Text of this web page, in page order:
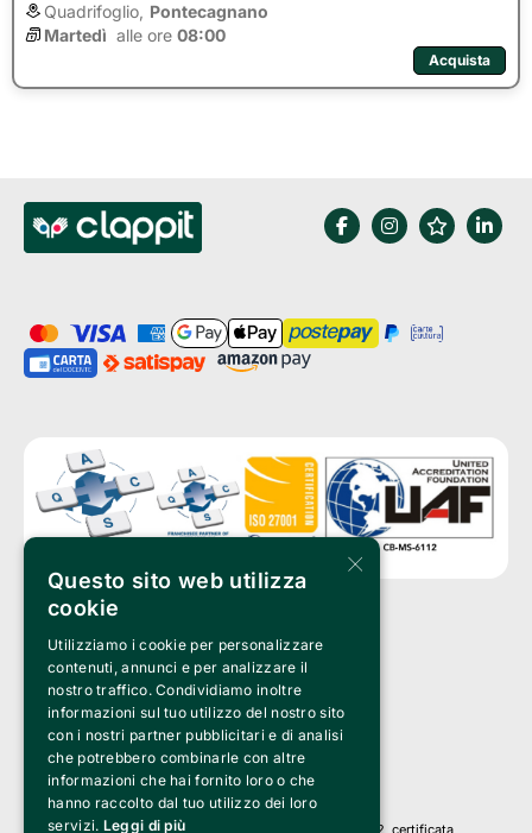
Quadrifoglio, Pontecagnano
Martedì alle ore 08:00
Acquista
Clappit è un marchio di proprietà di:
Bemils Srl
a Socio Unico
Via Fosse Ardeatine, 4 -20092 Cinisello Balsamo (MI)
PI 05589050961
Iscr. C.C.I.A.A. Milano R.E.A. 1833471
© 2010-2025 Bemils Srl - Tutti i diritti riservati
Credits:
Clappit è basato sulla piattaforma di biglietteria Belive 6.2, certificata
×
Questo sito web utilizza
cookie
Utilizziamo i cookie per personalizzare
contenuti, annunci e per analizzare il
nostro traffico. Condividiamo inoltre
informazioni sul tuo utilizzo del nostro sito
con i nostri partner pubblicitari e di analisi
che potrebbero combinarle con altre
informazioni che hai fornito loro o che
hanno raccolto dal tuo utilizzo dei loro
servizi. Leggi di più